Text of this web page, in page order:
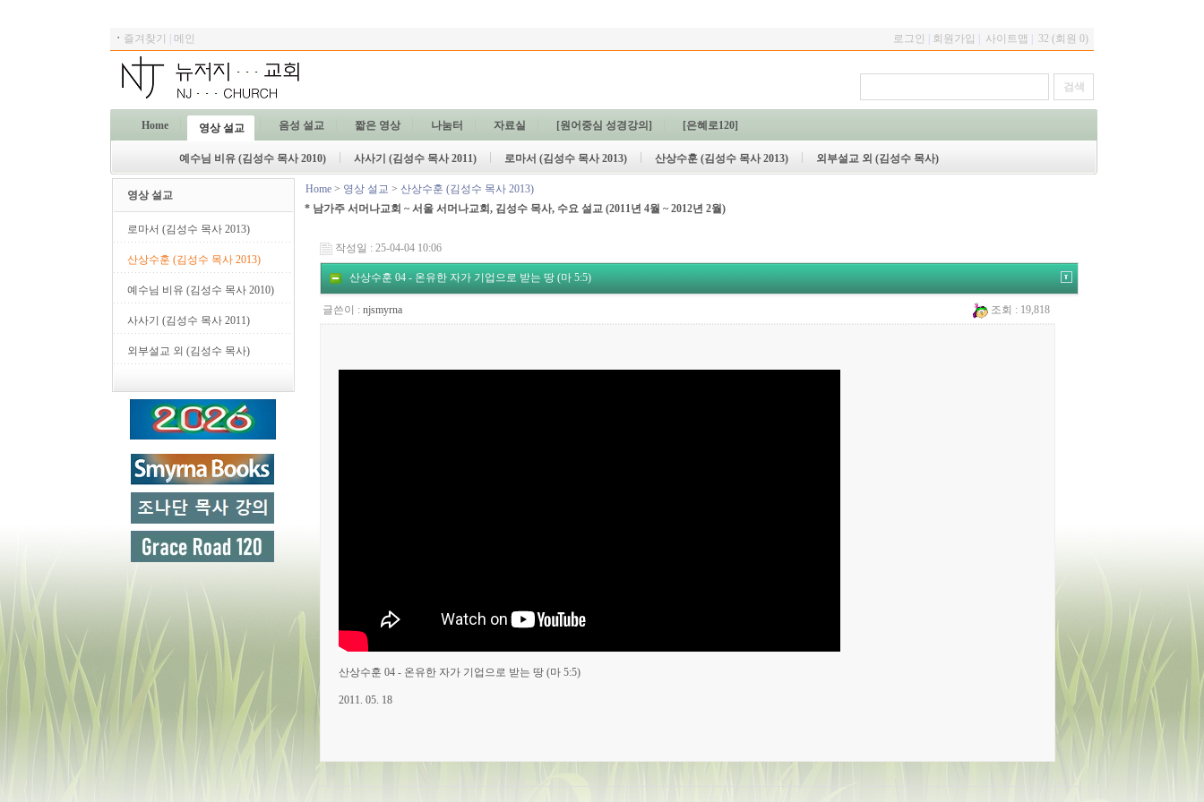
ㆍ 즐겨찾기 메인 로그인 회원가입 사이트맵 32 (회원 0)
Home 영상 설교 음성 설교 짧은 영상 나눔터 자료실 [원어중심 성경강의] [은혜로120]
예수님 비유 (김성수 목사 2010) 사사기 (김성수 목사 2011) 로마서 (김성수 목사 2013) 산상수훈 (김성수 목사 2013) 외부설교 외 (김성수 목사)
영상 설교
로마서 (김성수 목사 2013)
산상수훈 (김성수 목사 2013)
예수님 비유 (김성수 목사 2010)
사사기 (김성수 목사 2011)
외부설교 외 (김성수 목사)
Home > 영상 설교 > 산상수훈 (김성수 목사 2013)
* 남가주 서머나교회 ~ 서울 서머나교회, 김성수 목사, 수요 설교 (2011년 4월 ~ 2012년 2월)
작성일 : 25-04-04 10:06
산상수훈 04 - 온유한 자가 기업으로 받는 땅 (마 5:5)
글쓴이 : njsmyrna 조회 : 19,818
산상수훈 04 - 온유한 자가 기업으로 받는 땅 (마 5:5)
2011. 05. 18